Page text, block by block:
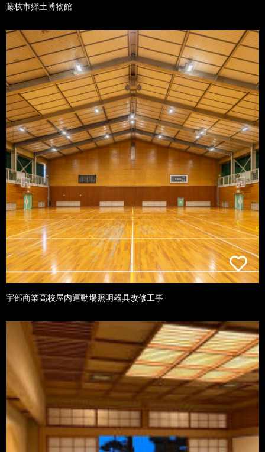
藤枝市郷土博物館
宇部商業高校屋内運動場照明器具改修工事